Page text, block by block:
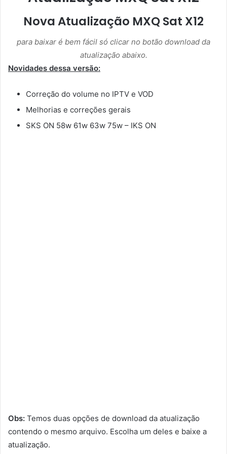
Nova Atualização MXQ Sat X12
para baixar é bem fácil só clicar no botão download da
atualização abaixo.
Novidades dessa versão:
Correção do volume no IPTV e VOD
Melhorias e correções gerais
SKS ON 58w 61w 63w 75w – IKS ON
Obs: Temos duas opções de download da atualização
contendo o mesmo arquivo. Escolha um deles e baixe a
atualização.